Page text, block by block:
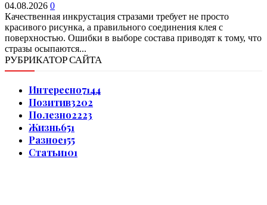
04.08.2026 0
Качественная инкрустация стразами требует не просто
красивого рисунка, а правильного соединения клея с
поверхностью. Ошибки в выборе состава приводят к тому, что
стразы осыпаются...
РУБРИКАТОР САЙТА
Интересно7144
Позитив3202
Полезно2223
Жизнь651
Разное155
Статьи101